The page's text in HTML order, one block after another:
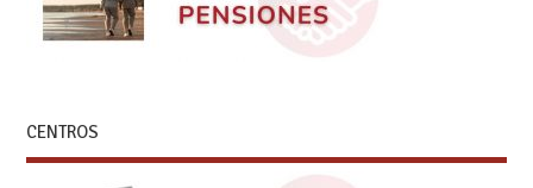
CENTROS